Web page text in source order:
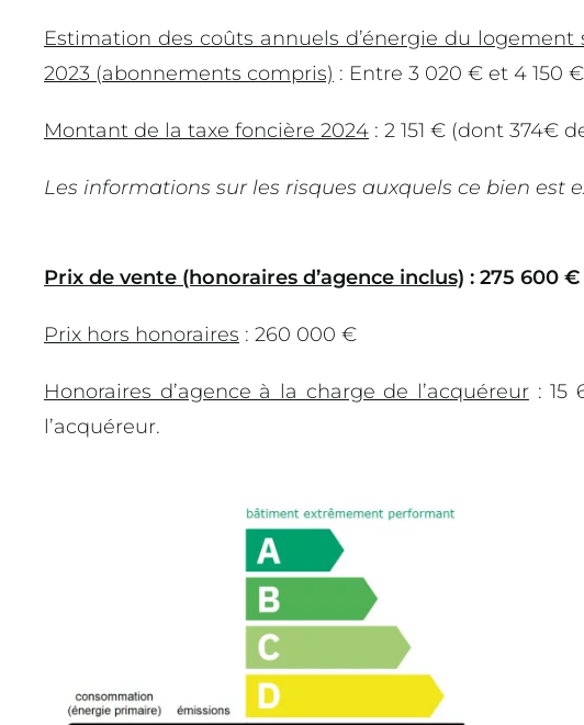
Estimation des coûts annuels d’énergie du logement
2023 (abonnements compris) : Entre 3 020 € et 4 150
Montant de la taxe foncière 2024 : 2 151 € (dont 374€
Les informations sur les risques auxquels ce bien est
Prix de vente (honoraires d’agence inclus) : 275 600 €
Prix hors honoraires : 260 000 €
Honoraires d’agence à la charge de l’acquéreur: 15
l’acquéreur.